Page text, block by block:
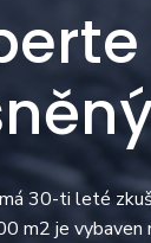
30-ti leté
m2 je vybaven